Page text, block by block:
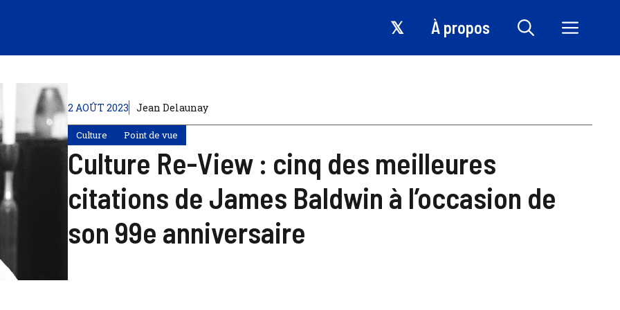
𝕏 À propos
2 AOÛT 2023 Jean Delaunay
Culture Point de vue
Culture Re-View : cinq des meilleures
citations de James Baldwin à l’occasion de
son 99e anniversaire